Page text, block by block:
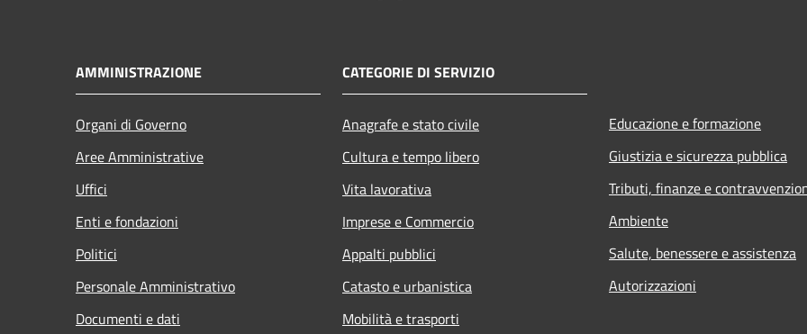
AMMINISTRAZIONE
Organi di Governo
Aree Amministrative
Uffici
Enti e fondazioni
Politici
Personale Amministrativo
Documenti e dati
CATEGORIE DI SERVIZIO
Anagrafe e stato civile
Cultura e tempo libero
Vita lavorativa
Imprese e Commercio
Appalti pubblici
Catasto e urbanistica
Mobilità e trasporti
Educazione e formazione
Giustizia e sicurezza pubblica
Tributi, finanze e
Ambiente
Salute, benessere e assistenza
Autorizzazioni